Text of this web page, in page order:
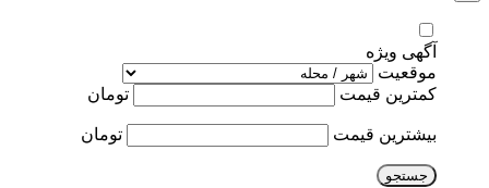
آگهی ویژه
موقعیت
کمترین قیمت
تومان
بیشترین قیمت تومان
جستجو